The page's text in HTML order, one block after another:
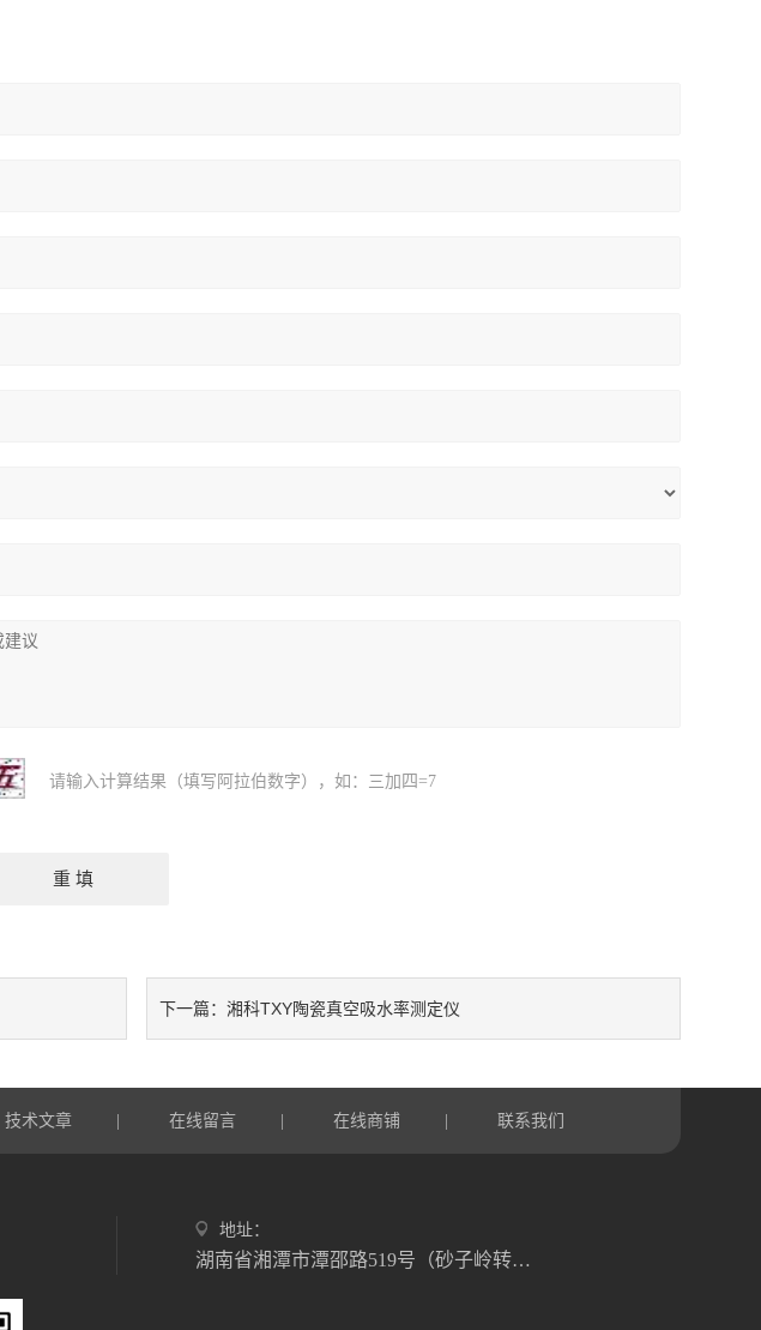
请输入计算结果（填写阿拉伯数字），如：三加四=7
下一篇：湘科TXY陶瓷真空吸水率测定仪
技术文章 在线留言 在线商铺 联系我们
地址：
湖南省湘潭市潭邵路519号（砂子岭转盘往湘乡方向1.2公里）